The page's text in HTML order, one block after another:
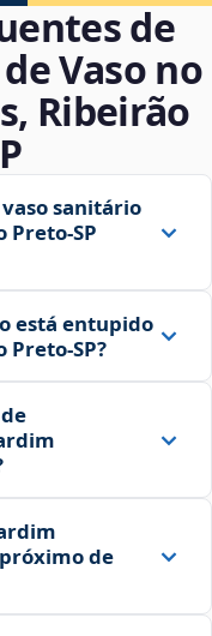
de
Vaso no
Ribeirão
sanitário
está entupido
de